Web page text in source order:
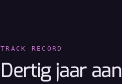
TRACK RECORD
Dertig jaar aan